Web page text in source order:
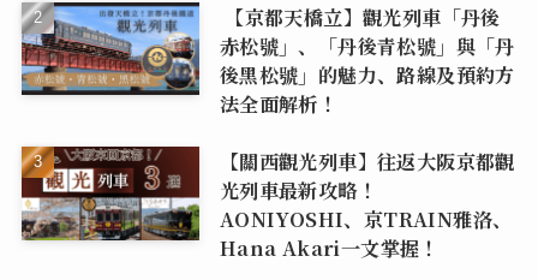
【京都天橋立】觀光列車「丹後
赤松號」、「丹後青松號」與「丹
後黑松號」的魅力、路線及預約方
法全面解析！
【關西觀光列車】往返大阪京都觀
光列車最新攻略！
AONIYOSHI、京TRAIN雅洛、
Hana Akari一文掌握！